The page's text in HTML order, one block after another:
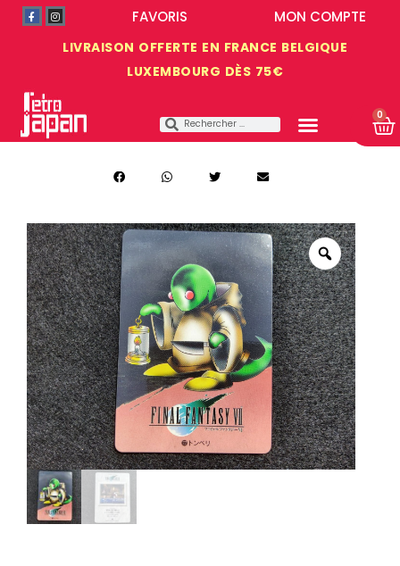
LIVRAISON OFFERTE EN FRANCE BELGIQUE
LUXEMBOURG DÈS 75€
MON COMPTE
FAVORIS
0